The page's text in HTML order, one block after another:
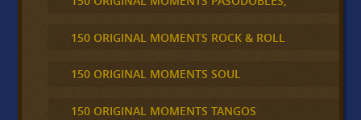
150 ORIGINAL MOMENTS ROCK & ROLL
150 ORIGINAL MOMENTS SOUL
150 ORIGINAL MOMENTS TANGOS